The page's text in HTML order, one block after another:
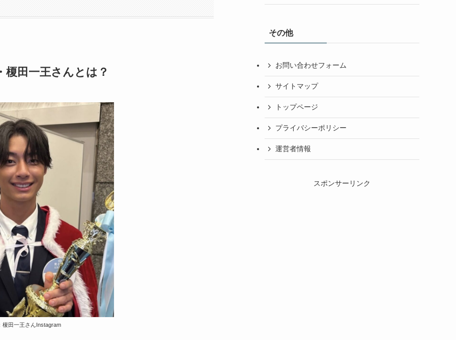
田一王さんとは？
榎田一王さんInstagram
その他
お問い合わせフォーム
サイトマップ
トップページ
プライバシーポリシー
運営者情報
スポンサーリンク